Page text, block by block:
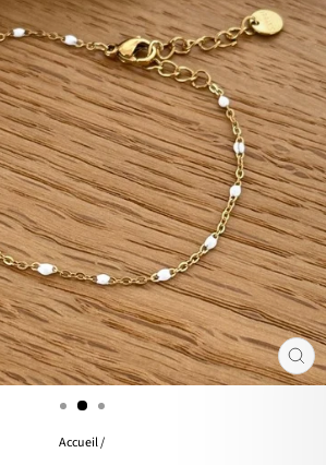
Accueil/